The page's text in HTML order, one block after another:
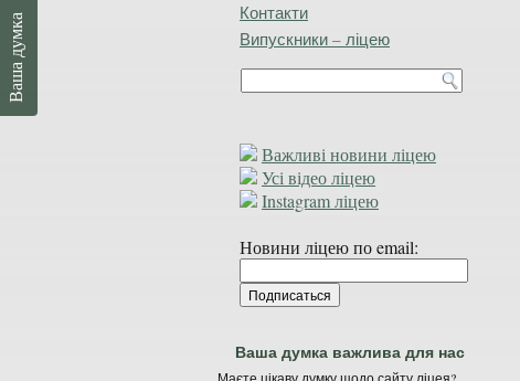
Контакти
Випускники – ліцею
Важливі новини ліцею
Усі відео ліцею
Instagram ліцею
Новини ліцею по email:
Ваша думка важлива для нас
Ваша думка